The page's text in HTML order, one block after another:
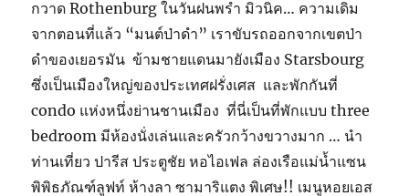
กวาด Rothenburg ในวันฝนพรำ มิวนิค… ความเดิม
จากตอนที่แล้ว “มนต์ป่าดำ” เราขับรถออกจากเขตป่า
ดำของเยอรมัน ข้ามชายแดนมายังเมือง Starsbourg
ซึ่งเป็นเมืองใหญ่ของประเทศฝรั่งเศส และพักกันที่
condo แห่งหนึ่งย่านชานเมือง ที่นี่เป็นที่พักแบบ three
bedroom มีห้องนั่งเล่นและครัวกว้างขวางมาก … นำ
ท่านเที่ยว ปารีส ประตูชัย หอไอเฟล ล่องเรือแม่น้ำแซน
พิพิธภัณฑ์ลูฟท์ ห้างลา ซามาริแตง พิเศษ!! เมนูหอยเอส